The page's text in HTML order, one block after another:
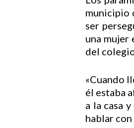
municipio
ser
una mujer
del
«Cuando
él estaba
a la casa
hablar